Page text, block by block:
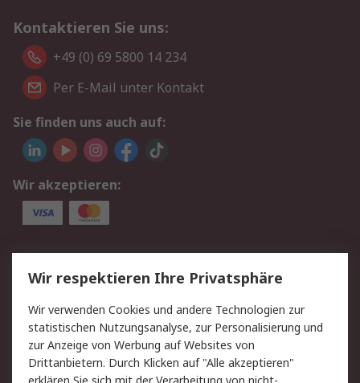
Kontaktieren Sie uns:
+49 (0) 69 5800 14 234
Per E-Mail unter Kontakt
Sie finden uns auch auf:
Wir akzeptieren:
Service
Value Added Services
Lieferlösungen
Rücksendungen
Kontakt
Hilfe
Privatkunden
Rechtliches
Wir respektieren Ihre Privatsphäre
Wir verwenden Cookies und andere Technologien zur
statistischen Nutzungsanalyse, zur Personalisierung und
zur Anzeige von Werbung auf Websites von
Drittanbietern. Durch Klicken auf "Alle akzeptieren"